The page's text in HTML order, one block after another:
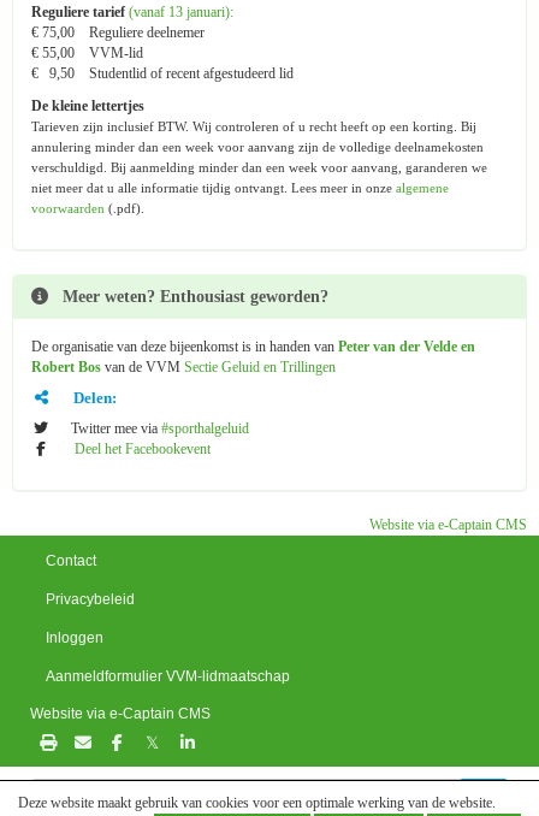
Reguliere tarief (vanaf 13 januari):
€ 75,00 Reguliere deelnemer
€ 55,00 VVM-lid
€ 9,50 Studentlid of recent afgestudeerd lid
De kleine lettertjes
Tarieven zijn inclusief BTW. Wij controleren of u recht heeft op een korting. Bij
annulering minder dan een week voor aanvang zijn de volledige deelnamekosten
verschuldigd. Bij aanmelding minder dan een week voor aanvang, garanderen we
niet meer dat u alle informatie tijdig ontvangt. Lees meer in onze algemene
voorwaarden (.pdf).
Meer weten? Enthousiast geworden?
De organisatie van deze bijeenkomst is in handen van Peter van der Velde en
Robert Bos van de VVM Sectie Geluid en Trillingen
Delen:
Twitter mee via #sporthalgeluid
Deel het Facebookevent
Website via e-Captain CMS
Contact
Privacybeleid
Inloggen
Aanmeldformulier VVM-lidmaatschap
Website via e-Captain CMS
𝕏
Deze website maakt gebruik van cookies voor een optimale werking van de website.